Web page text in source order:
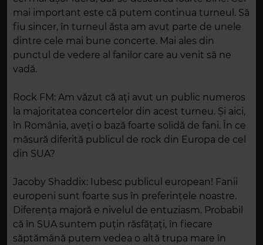
mai important este că putem continua turneul. Să
fiu sincer, în turneul ăsta am avut parte de unele
dintre cele mai bune concerte. Mai ales din
punctul de vedere al fanilor care au venit să ne
vadă.
Rock FM: Am văzut că ați avut un public numeros
la majoritatea concertelor din acest turneu. Și aici,
în România, aveți o bază foarte solidă de fani. În ce
măsură diferită publicul de rock din Europa de cel
din SUA?
Jacoby Shaddix: Iubesc publicul european! Fanii
europeni sunt foarte sus în preferințele noastre.
Diferența majoră e nivelul de entuziasm. Probabil
că în SUA suntem puțin răsfățați, în fiecare
săptămână putem vedea o altă trupa mare în